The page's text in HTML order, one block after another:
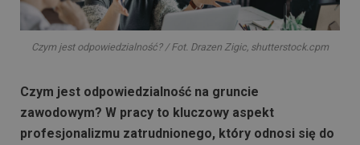
Czym jest odpowiedzialność? / Fot. Drazen Zigic, shutterstock.cpm
Czym jest odpowiedzialność na gruncie
zawodowym? W pracy to kluczowy aspekt
profesjonalizmu zatrudnionego, który odnosi się do